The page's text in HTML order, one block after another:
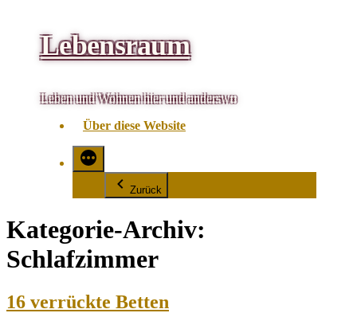
springen
Lebensraum
Leben und Wohnen hier und anderswo
Über diese Website
Zurück
Kategorie-Archiv:
Schlafzimmer
16 verrückte Betten